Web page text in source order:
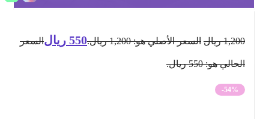
1,200 ريال السعر الأصلي هو: 1,200 ريال. 550 ريال السعر
الحالي هو: 550 ريال.
-54%